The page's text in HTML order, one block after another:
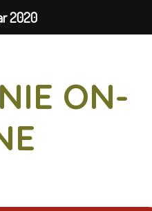
ON-
2020